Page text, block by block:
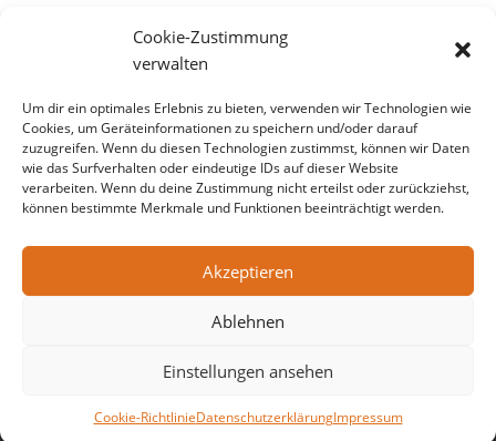
Cookie-Zustimmung
verwalten
Um dir ein optimales Erlebnis zu bieten, verwenden wir Technologien wie
Cookies, um Geräteinformationen zu speichern und/oder darauf
zuzugreifen. Wenn du diesen Technologien zustimmst, können wir Daten
wie das Surfverhalten oder eindeutige IDs auf dieser Website
verarbeiten. Wenn du deine Zustimmung nicht erteilst oder zurückziehst,
können bestimmte Merkmale und Funktionen beeinträchtigt werden.
Akzeptieren
Ablehnen
Einstellungen ansehen
Cookie-RichtlinieDatenschutzerklärungImpressum
Oktober 2020
September 2020
August 2020
Juli 2020
© Copyright CAT Communications, 2026
Impressum
Datenschutzerklärung